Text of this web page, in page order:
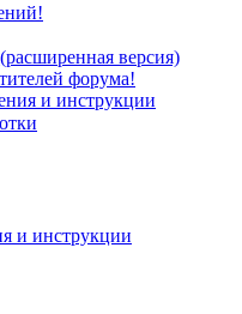
версия)
форума!
и инструкции
и инструкции